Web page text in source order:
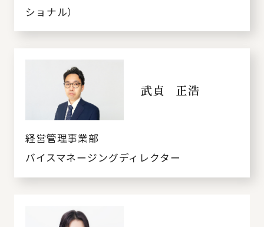
ショナル）
武貞 正浩
経営管理事業部
バイスマネージングディレクター